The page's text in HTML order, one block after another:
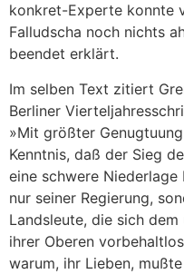
konkret-Experte konnte
Falludscha noch nichts
beendet erklärt.
Im selben Text zitiert
Berliner
»Mit größter
Kenntnis, daß der Sieg
eine schwere
nur seiner Regierung,
Landsleute, die sich
ihrer Oberen
warum, ihr Lieben,